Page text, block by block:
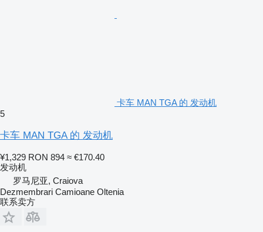
卡车 MAN TGA 的 发动机
5
卡车 MAN TGA 的 发动机
¥1,329 RON 894 ≈ €170.40
发动机
罗马尼亚, Craiova
Dezmembrari Camioane Oltenia
联系卖方